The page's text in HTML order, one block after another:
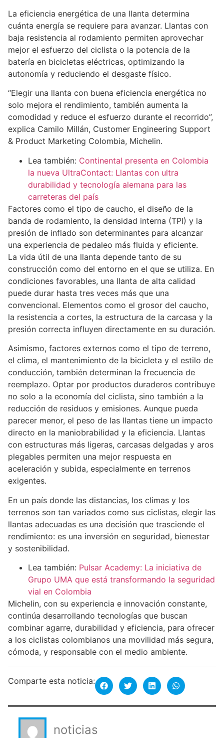
La eficiencia energética de una llanta determina
cuánta energía se requiere para avanzar. Llantas con
baja resistencia al rodamiento permiten aprovechar
mejor el esfuerzo del ciclista o la potencia de la
batería en bicicletas eléctricas, optimizando la
autonomía y reduciendo el desgaste físico.
“Elegir una llanta con buena eficiencia energética no
solo mejora el rendimiento, también aumenta la
comodidad y reduce el esfuerzo durante el recorrido”,
explica Camilo Millán, Customer Engineering Support
& Product Marketing Colombia, Michelin.
Lea también: Continental presenta en Colombia
la nueva UltraContact: Llantas con ultra
durabilidad y tecnología alemana para las
carreteras del país
Factores como el tipo de caucho, el diseño de la
banda de rodamiento, la densidad interna (TPI) y la
presión de inflado son determinantes para alcanzar
una experiencia de pedaleo más fluida y eficiente.
La vida útil de una llanta depende tanto de su
construcción como del entorno en el que se utiliza. En
condiciones favorables, una llanta de alta calidad
puede durar hasta tres veces más que una
convencional. Elementos como el grosor del caucho,
la resistencia a cortes, la estructura de la carcasa y la
presión correcta influyen directamente en su duración.
Asimismo, factores externos como el tipo de terreno,
el clima, el mantenimiento de la bicicleta y el estilo de
conducción, también determinan la frecuencia de
reemplazo. Optar por productos duraderos contribuye
no solo a la economía del ciclista, sino también a la
reducción de residuos y emisiones. Aunque pueda
parecer menor, el peso de las llantas tiene un impacto
directo en la maniobrabilidad y la eficiencia. Llantas
con estructuras más ligeras, carcasas delgadas y aros
plegables permiten una mejor respuesta en
aceleración y subida, especialmente en terrenos
exigentes.
En un país donde las distancias, los climas y los
terrenos son tan variados como sus ciclistas, elegir las
llantas adecuadas es una decisión que trasciende el
rendimiento: es una inversión en seguridad, bienestar
y sostenibilidad.
Lea también: Pulsar Academy: La iniciativa de
Grupo UMA que está transformando la seguridad
vial en Colombia
Michelin, con su experiencia e innovación constante,
continúa desarrollando tecnologías que buscan
combinar agarre, durabilidad y eficiencia, para ofrecer
a los ciclistas colombianos una movilidad más segura,
cómoda, y responsable con el medio ambiente.
Comparte esta noticia:
noticias